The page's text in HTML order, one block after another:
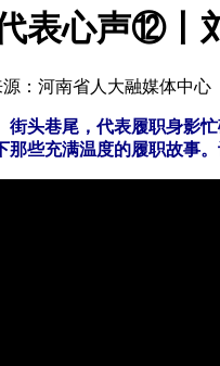
表心声⑫丨
：河南省人大融媒体中心
街头巷尾，代表履职身影
那些充满温度的履职故事